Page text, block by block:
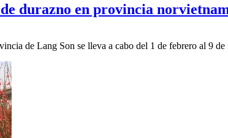
durazno en provincia
de Lang Son se lleva a cabo del 1 de febrero al 9